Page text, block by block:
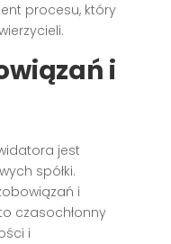
procesu, który
i
jest
spółki.
i
czasochłonny
i